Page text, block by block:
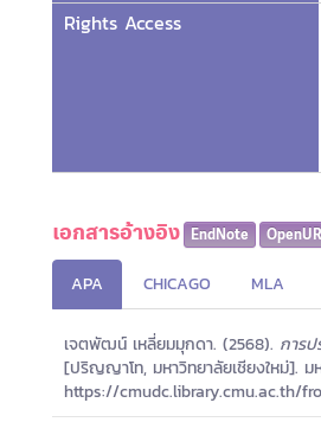
Rights Access
เอกสารอ้างอิง EndNote
APA CHICAGO MLA
เจตพัฒน์ เหลี่ยมมุกดา. (2568). การ
[ปริญญาโท, มหาวิทยาลัยเชียงใหม่]. มห
https://cmudc.library.cmu.ac.th/